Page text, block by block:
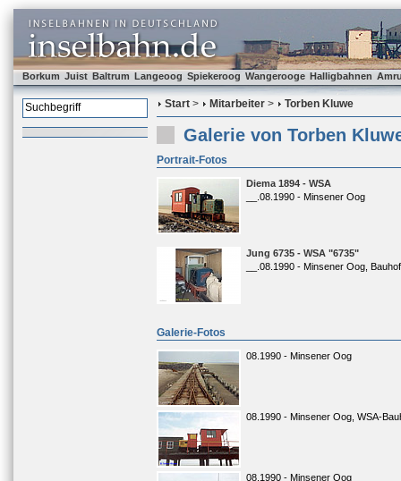
Borkum Juist Baltrum Langeoog Spiekeroog Wangerooge Halligbahnen
Start > Mitarbeiter > Torben Kluwe
Galerie von Torben
Portrait-Fotos
Diema 1894 - WSA
__.08.1990 - Minsener Oog
Jung 6735 - WSA "6735"
__.08.1990 - Minsener Oog, Bauhof
Galerie-Fotos
08.1990 - Minsener Oog
08.1990 - Minsener Oog, WSA-
08.1990 - Minsener Oog